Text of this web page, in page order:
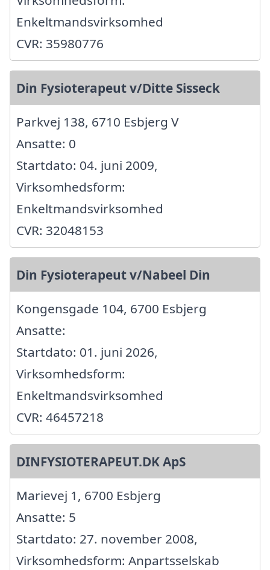
Enkeltmandsvirksomhed
CVR: 35980776
Din Fysioterapeut v/Ditte Sisseck
Parkvej 138, 6710 Esbjerg V
Ansatte: 0
Startdato: 04. juni 2009,
Virksomhedsform:
Enkeltmandsvirksomhed
CVR: 32048153
Din Fysioterapeut v/Nabeel Din
Kongensgade 104, 6700 Esbjerg
Ansatte:
Startdato: 01. juni 2026,
Virksomhedsform:
Enkeltmandsvirksomhed
CVR: 46457218
DINFYSIOTERAPEUT.DK ApS
Marievej 1, 6700 Esbjerg
Ansatte: 5
Startdato: 27. november 2008,
Virksomhedsform: Anpartsselskab